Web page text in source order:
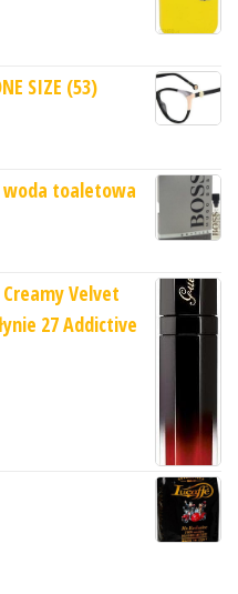
SIZE (53)
woda toaletowa
Velvet
27 Addictive